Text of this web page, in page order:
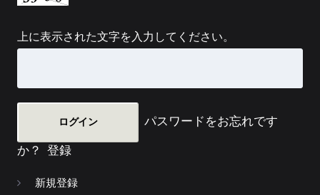
上に表示された文字を入力してください。
パスワードをお忘れです
か？ 登録
新規登録